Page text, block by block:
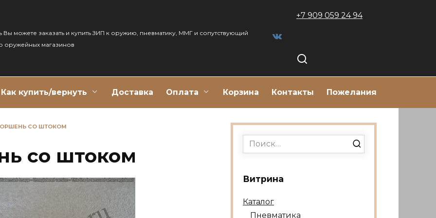
Вы можете заказать и купить ЗИП к оружию, пневматику, ММГ и сопутствующий
оружейных магазинов
+7 909 059 24 94
Как купить/вернуть Доставка Оплата Корзина Контакты Пожелания
СО ШТОКОМ
со штоком
Search
for:
Витрина
Каталог
Пневматика